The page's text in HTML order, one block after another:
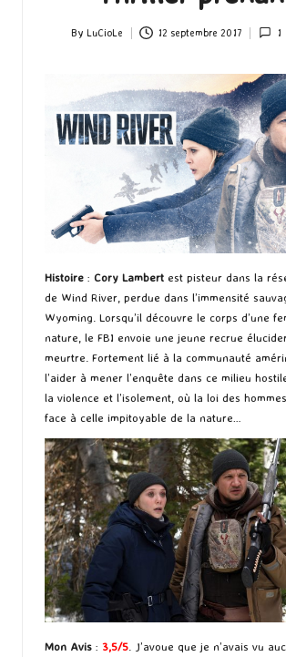
Posted
By LuCioLe 12 septembre 2017 1
Histoire : Cory Lambert est pisteur dans la
de Wind River, perdue dans l’immensité
Wyoming. Lorsqu’il découvre le corps d’une
nature, le FBI envoie une jeune recrue
meurtre. Fortement lié à la communauté
l’aider à mener l’enquête dans ce milieu
la violence et l’isolement, où la loi des
face à celle impitoyable de la nature…
Mon Avis : 3,5/5 . J’avoue que je n’avais vu